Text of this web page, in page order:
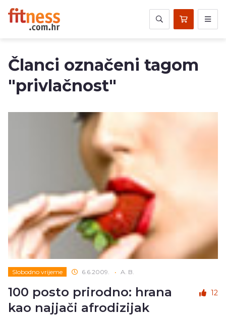
Članci označeni tagom
"privlačnost"
Slobodno vrijeme 6.6.2009. • A. B.
100 posto prirodno: hrana
kao najjači afrodizijak
12